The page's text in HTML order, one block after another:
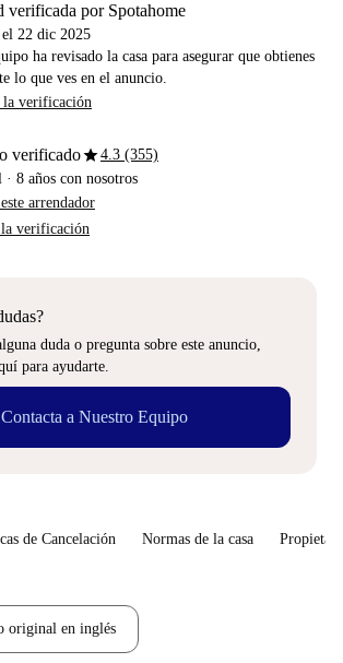
verificada por Spotahome
22 dic 2025
ha revisado la casa para asegurar que obtienes
lo que ves en el anuncio.
la verificación
verificadostar4.3 (355)
· 8 años con nosotros
arrendador
la verificación
duda o pregunta sobre este anuncio,
para ayudarte.
Contacta a Nuestro Equipo
de Cancelación Normas de la casa
original en inglés